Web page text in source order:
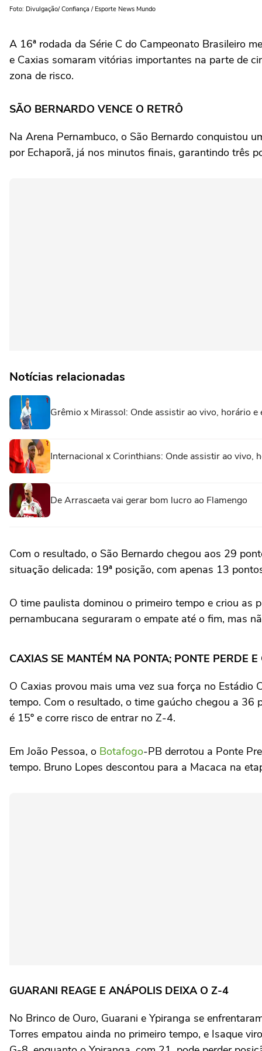
Foto: Divulgação/ Confiança / Esporte News Mundo
A 16ª rodada da Série C do Campeonato Brasileiro
e Caxias somaram vitórias importantes na parte de
zona de risco.
SÃO BERNARDO VENCE O RETRÔ
Na Arena Pernambuco, o São Bernardo conquistou
por Echaporã, já nos minutos finais, garantindo três
Notícias relacionadas
Grêmio x Mirassol: Onde assistir ao vivo, horário e
Internacional x Corinthians: Onde assistir ao vivo,
De Arrascaeta vai gerar bom lucro ao Flamengo
Com o resultado, o São Bernardo chegou aos 29
situação delicada: 19ª posição, com apenas 13
O time paulista dominou o primeiro tempo e criou as
pernambucana seguraram o empate até o fim, mas
CAXIAS SE MANTÉM NA PONTA; PONTE PERDE E
O Caxias provou mais uma vez sua força no
tempo. Com o resultado, o time gaúcho chegou a 36
é 15º e corre risco de entrar no Z-4.
Em João Pessoa, o Botafogo-PB derrotou a Ponte
tempo. Bruno Lopes descontou para a Macaca na
GUARANI REAGE E ANÁPOLIS DEIXA O Z-4
No Brinco de Ouro, Guarani e Ypiranga se
Torres empatou ainda no primeiro tempo, e Isaque